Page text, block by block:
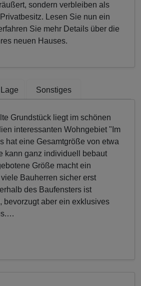
sondern verbleiben als
Lesen Sie nun ein
Sie mehr Details über die
neuen Hauses.
Lage Sonstiges
Grundstück liegt im schönen
interessanten Wohngebiet "Im
hat eine Gesamtgröße von etwa
kann ganz individuell bebaut
Größe macht ein
Bauherren sicher erst
des Baufensters ist
bevorzugt aber ein exklusives
…